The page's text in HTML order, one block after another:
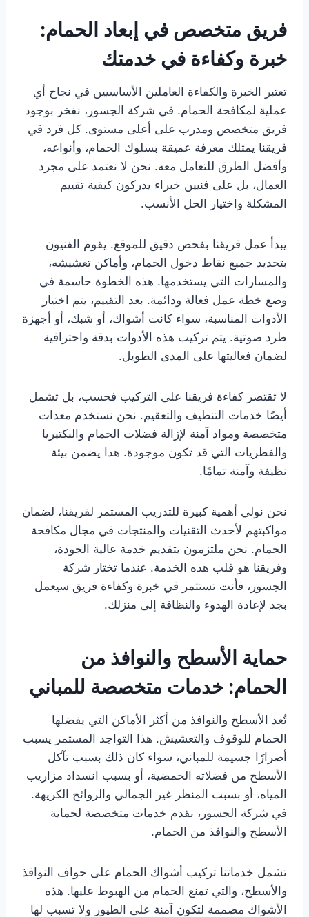
فريق متخصص في إبعاد الحمام:
خبرة وكفاءة في خدمتك
تعتبر الخبرة والكفاءة العاملين الأساسيين في نجاح أي
عملية لمكافحة الحمام. في شركة الجسور، نفخر بوجود
فريق متخصص ومدرب على أعلى مستوى. كل فرد في
فريقنا يمتلك معرفة عميقة بسلوك الحمام، وأنواعه،
وأفضل الطرق للتعامل معه. نحن لا نعتمد على مجرد
العمال، بل على فنيين خبراء يدركون كيفية تقييم
المشكلة واختيار الحل الأنسب.
يبدأ عمل فريقنا بفحص دقيق للموقع. يقوم الفنيون
بتحديد جميع نقاط دخول الحمام، وأماكن تعشيشه،
والمسارات التي يستخدمها. هذه الخطوة حاسمة في
وضع خطة عمل فعالة ودائمة. بعد التقييم، يتم اختيار
الأدوات المناسبة، سواء كانت أشواك، أو شبك، أو أجهزة
طرد صوتية. يتم تركيب هذه الأدوات بدقة واحترافية
لضمان فعاليتها على المدى الطويل.
لا تقتصر كفاءة فريقنا على التركيب فحسب، بل تشمل
أيضًا خدمات التنظيف والتعقيم. نحن نستخدم معدات
متخصصة ومواد آمنة لإزالة فضلات الحمام والبكتيريا
والفطريات التي قد تكون موجودة. هذا يضمن بيئة
نظيفة وآمنة تمامًا.
نحن نولي أهمية كبيرة للتدريب المستمر لفريقنا، لضمان
مواكبتهم لأحدث التقنيات والمنتجات في مجال مكافحة
الحمام. نحن ملتزمون بتقديم خدمة عالية الجودة،
وفريقنا هو قلب هذه الخدمة. عندما تختار شركة
الجسور، فأنت تستثمر في خبرة وكفاءة فريق سيعمل
بجد لإعادة الهدوء والنظافة إلى منزلك.
حماية الأسطح والنوافذ من
الحمام: خدمات متخصصة للمباني
تُعد الأسطح والنوافذ من أكثر الأماكن التي يفضلها
الحمام للوقوف والتعشيش. هذا التواجد المستمر يسبب
أضرارًا جسيمة للمباني، سواء كان ذلك بسبب تآكل
الأسطح من فضلاته الحمضية، أو بسبب انسداد مزاريب
المياه، أو بسبب المنظر غير الجمالي والروائح الكريهة.
في شركة الجسور، نقدم خدمات متخصصة لحماية
الأسطح والنوافذ من الحمام.
تشمل خدماتنا تركيب أشواك الحمام على حواف النوافذ
والأسطح، والتي تمنع الحمام من الهبوط عليها. هذه
الأشواك مصممة لتكون آمنة على الطيور ولا تسبب لها